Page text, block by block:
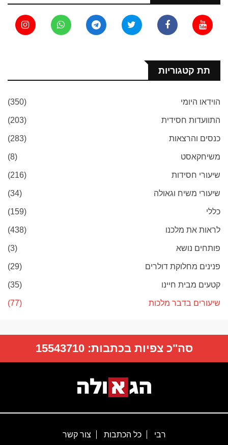
תת קטגוריות
הוידאו היומי (350)
התוועדות חסידית (203)
כנסים והרצאות (283)
משיחקאסט (8)
שיעורי חסידות (216)
שיעורי משיח וגאולה (34)
כללי (159)
לראות את מלכנו (438)
פותחים נושא (3)
פנינים מחלוקת דולרים (29)
קטעים מבית חיינו (35)
שיעורים בדבר מלכות (77)
סה"כ צפיות בכתבות:15543710
רבי כל הכתבות צור קשר